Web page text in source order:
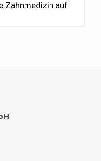
Zahnmedizin auf